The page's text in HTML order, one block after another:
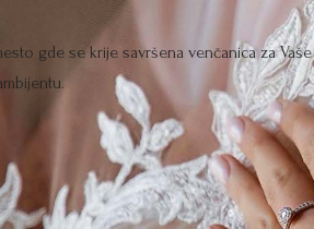
gde se krije savršena venčanica za